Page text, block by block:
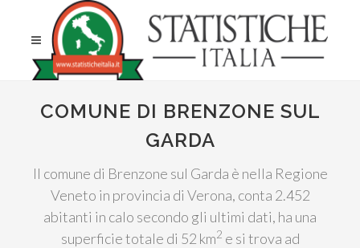
COMUNE DI BRENZONE SUL
GARDA
Il comune di Brenzone sul Garda è nella Regione
Veneto in provincia di Verona, conta 2.452
abitanti in calo secondo gli ultimi dati, ha una
superficie totale di 52 km2 e si trova ad